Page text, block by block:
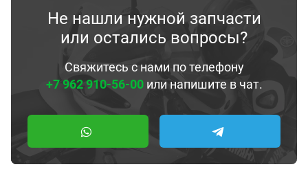
Не нашли нужной запчасти
или остались вопросы?
Свяжитесь с нами по телефону
+7 962 910-56-00или напишите в чат.